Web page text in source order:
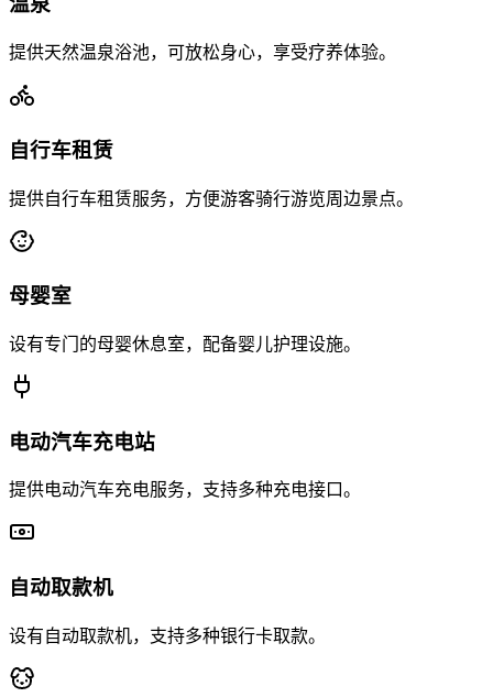
提供天然温泉浴池，可放松身心，享受疗养体验。
自行车租赁
提供自行车租赁服务，方便游客骑行游览周边景点。
母婴室
设有专门的母婴休息室，配备婴儿护理设施。
电动汽车充电站
提供电动汽车充电服务，支持多种充电接口。
自动取款机
设有自动取款机，支持多种银行卡取款。